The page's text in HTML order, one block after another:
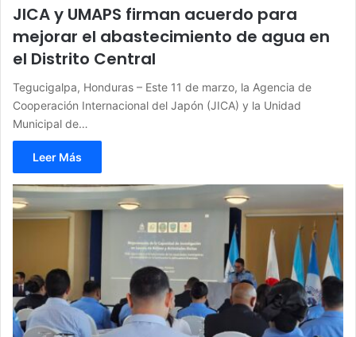
JICA y UMAPS firman acuerdo para
mejorar el abastecimiento de agua en
el Distrito Central
Tegucigalpa, Honduras – Este 11 de marzo, la Agencia de
Cooperación Internacional del Japón (JICA) y la Unidad
Municipal de…
Leer Más